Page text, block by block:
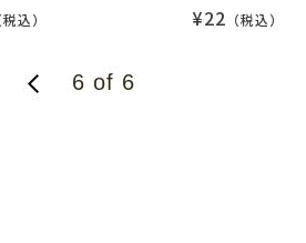
税込） ¥22 （税込）
6 of 6